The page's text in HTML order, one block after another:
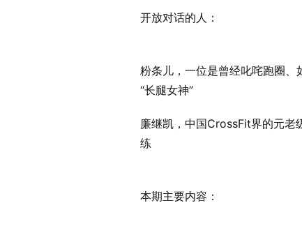
开放对话的人：
粉条儿，一位是曾经叱咤跑圈、
“长腿女神”
廉继凯，中国CrossFit界的元老
练
本期主要内容：